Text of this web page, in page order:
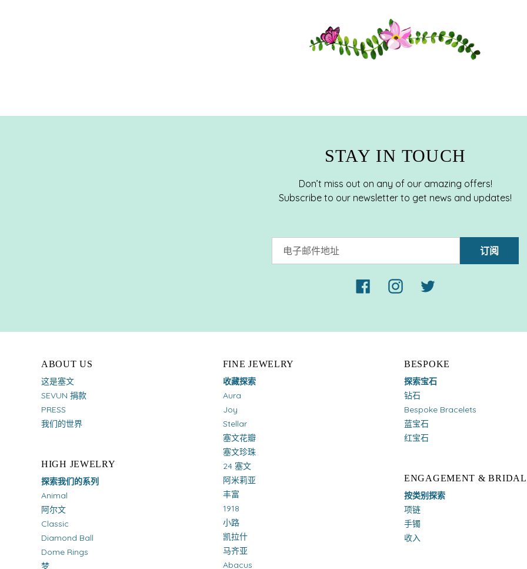
STAY IN TOUCH
Don’t miss out on any of our amazing offers!
Subscribe to our newsletter to get news and updates!
订阅
FacebookInstagramTwitter
ABOUT US
这是塞文
SEVUN 捐款
PRESS
我们的世界
HIGH JEWELRY
探索我们的系列
Animal
阿尔文
Classic
Diamond Ball
Dome Rings
梦
FINE JEWELRY
收藏探索
Aura
Joy
Stellar
塞文花瓣
塞文珍珠
24 塞文
阿米莉亚
丰富
1918
小路
凯拉什
马齐亚
Abacus
BESPOKE
探索宝石
钻石
Bespoke Bracelets
蓝宝石
红宝石
ENGAGEMENT & BRIDAL
按类别探索
项链
手镯
收入